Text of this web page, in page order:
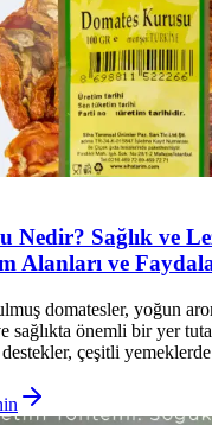
Nedir? Sağlık ve
Alanları ve
domatesler, yoğun
sağlıkta önemli bir yer
çeşitli yemeklerde